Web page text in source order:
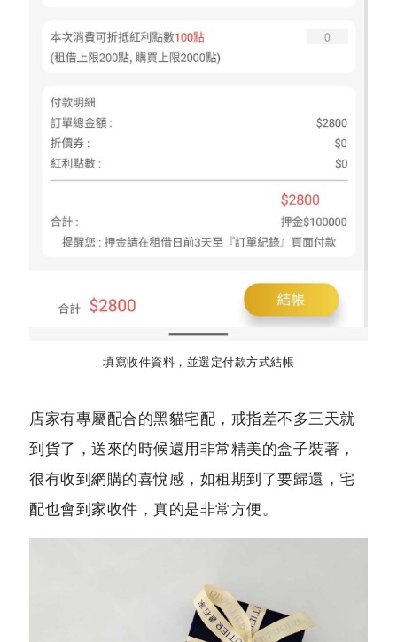
填寫收件資料，並選定付款方式結帳
店家有專屬配合的黑貓宅配，戒指差不多三天就
到貨了，送來的時候還用非常精美的盒子裝著，
很有收到網購的喜悅感，如租期到了要歸還，宅
配也會到家收件，真的是非常方便。